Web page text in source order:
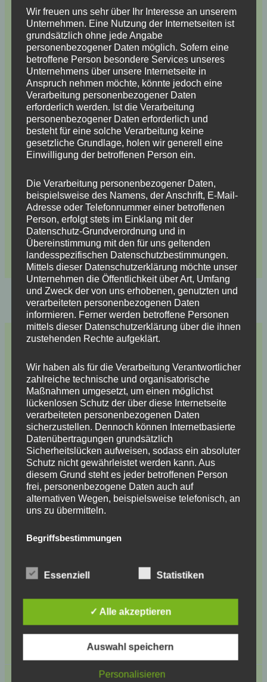
ZURÜCK
0 Kommentare zu „Tag 2 schon fertig?“
gloine
7. Mai 2011 um 12:52 Uhr
ich könnt mir noch genaushübsch lakierte
radzierblenden vorstellen :*FG
Antworten
CBS
hm da bin ich noch unschlüssig, normal wären die
komplett sandfarben, mal überlegen was ich damit
Antworten
Wir freuen uns sehr über Ihr Interesse an unserem
Unternehmen. Eine Nutzung der Internetseiten ist
grundsätzlich ohne jede Angabe
personenbezogener Daten möglich. Sofern eine
betroffene Person besondere Services unseres
Unternehmens über unsere Internetseite in
Anspruch nehmen möchte, könnte jedoch eine
Verarbeitung personenbezogener Daten
erforderlich werden. Ist die Verarbeitung
personenbezogener Daten erforderlich und
besteht für eine solche Verarbeitung keine
gesetzliche Grundlage, holen wir generell eine
Einwilligung der betroffenen Person ein.
Die Verarbeitung personenbezogener Daten,
beispielsweise des Namens, der Anschrift, E-Mail-
Adresse oder Telefonnummer einer betroffenen
Person, erfolgt stets im Einklang mit der
Datenschutz-Grundverordnung und in
Übereinstimmung mit den für uns geltenden
landesspezifischen Datenschutzbestimmungen.
Mittels dieser Datenschutzerklärung möchte unser
Unternehmen die Öffentlichkeit über Art, Umfang
und Zweck der von uns erhobenen, genutzten und
verarbeiteten personenbezogenen Daten
informieren. Ferner werden betroffene Personen
mittels dieser Datenschutzerklärung über die ihnen
zustehenden Rechte aufgeklärt.
Wir haben als für die Verarbeitung Verantwortlicher
zahlreiche technische und organisatorische
Maßnahmen umgesetzt, um einen möglichst
lückenlosen Schutz der über diese Internetseite
verarbeiteten personenbezogenen Daten
sicherzustellen. Dennoch können Internetbasierte
Datenübertragungen grundsätzlich
Sicherheitslücken aufweisen, sodass ein absoluter
Schutz nicht gewährleistet werden kann. Aus
diesem Grund steht es jeder betroffenen Person
frei, personenbezogene Daten auch auf
alternativen Wegen, beispielsweise telefonisch, an
uns zu übermitteln.
Begriffsbestimmungen
Begrifflichkeiten, die durch den Europäischen
Richtlinien- und Verordnungsgeber beim Erlass
verwendet wurden. Unsere Datenschutzerklärung
soll sowohl für die Öffentlichkeit als auch für
unsere Kunden und Geschäftspartner einfach
lesbar und verständlich sein. Um dies zu
gewährleisten, möchten wir vorab die verwendeten
Begrifflichkeiten erläutern.
Essenziell Statistiken
✓ Alle akzeptieren
Auswahl speichern
Personalisieren